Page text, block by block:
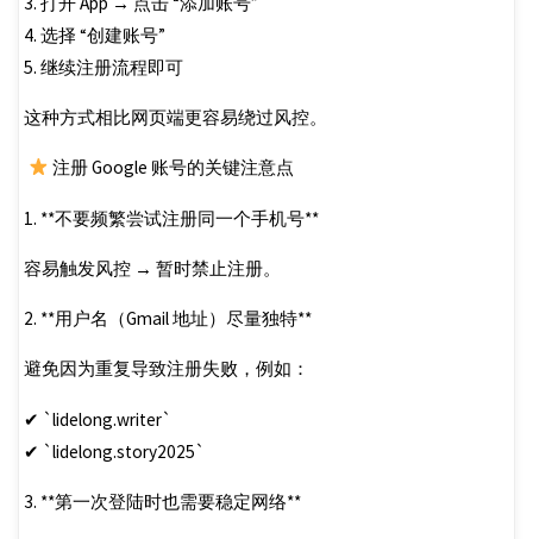
4. 选择 “创建账号”
5. 继续注册流程即可
这种方式相比网页端更容易绕过风控。
注册 Google 账号的关键注意点
1. **不要频繁尝试注册同一个手机号**
容易触发风控 → 暂时禁止注册。
2. **用户名（Gmail 地址）尽量独特**
避免因为重复导致注册失败，例如：
✔ `lidelong.writer`
✔ `lidelong.story2025`
3. **第一次登陆时也需要稳定网络**